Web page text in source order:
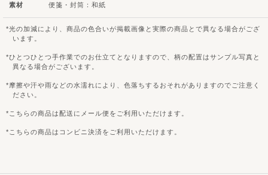
素材 便箋・封筒：和紙
光の加減により、商品の色合いが掲載画像と実際の商品とで異なる場合がござ
います。
ひとつひとつ手作業でのお仕立てとなりますので、柄の配置はサンプル写真と
異なる場合がございます。
摩擦や汗や雨などの水濡れにより、色落ちするおそれがありますのでご注意く
ださい。
こちらの商品は配送にメール便をご利用いただけます。
こちらの商品はコンビニ決済をご利用いただけます。